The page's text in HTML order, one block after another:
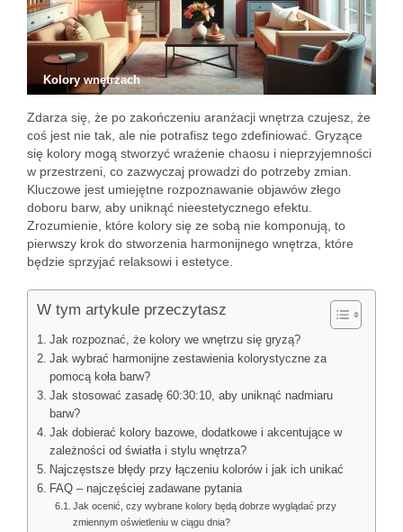
Kolory wnętrzach
Zdarza się, że po zakończeniu aranżacji wnętrza czujesz, że
coś jest nie tak, ale nie potrafisz tego zdefiniować. Gryzące
się kolory mogą stworzyć wrażenie chaosu i nieprzyjemności
w przestrzeni, co zazwyczaj prowadzi do potrzeby zmian.
Kluczowe jest umiejętne rozpoznawanie objawów złego
doboru barw, aby uniknąć nieestetycznego efektu.
Zrozumienie, które kolory się ze sobą nie komponują, to
pierwszy krok do stworzenia harmonijnego wnętrza, które
będzie sprzyjać relaksowi i estetyce.
W tym artykule przeczytasz
Jak rozpoznać, że kolory we wnętrzu się gryzą?
Jak wybrać harmonijne zestawienia kolorystyczne za
pomocą koła barw?
Jak stosować zasadę 60:30:10, aby uniknąć nadmiaru
barw?
Jak dobierać kolory bazowe, dodatkowe i akcentujące w
zależności od światła i stylu wnętrza?
Najczęstsze błędy przy łączeniu kolorów i jak ich unikać
FAQ – najczęściej zadawane pytania
Jak ocenić, czy wybrane kolory będą dobrze wyglądać przy
zmiennym oświetleniu w ciągu dnia?